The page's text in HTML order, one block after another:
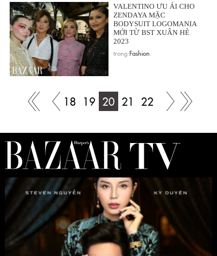
VALENTINO ƯU ÁI CHO
ZENDAYA MẶC
BODYSUIT LOGOMANIA
MỚI TỪ BST XUÂN HÈ
2023
trong Fashion
18 19 20 21 22